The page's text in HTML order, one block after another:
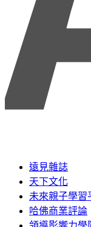
遠見雜誌
天下文化
未來親子學習
哈佛商業評論